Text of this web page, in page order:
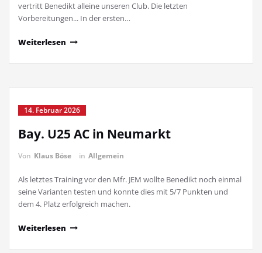
vertritt Benedikt alleine unseren Club. Die letzten
Vorbereitungen... In der ersten…
Weiterlesen
14. Februar 2026
Bay. U25 AC in Neumarkt
Von Klaus Böse in Allgemein
Als letztes Training vor den Mfr. JEM wollte Benedikt noch einmal
seine Varianten testen und konnte dies mit 5/7 Punkten und
dem 4. Platz erfolgreich machen.
Weiterlesen